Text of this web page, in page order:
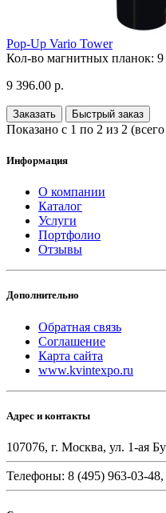
Pop-Up Vario Tower
Кол-во магнитных планок: 9
9 396.00 р.
Заказать Быстрый заказ
Показано с 1 по 2 из 2
Информация
О компании
Каталог
Услуги
Портфолио
Отзывы
Дополнительно
Обратная связь
Соглашение
Карта сайта
www.kvintexpo.ru
Адрес и контакты
107076, г. Москва, ул. 1-ая
Телефоны: 8 (495) 963-03-